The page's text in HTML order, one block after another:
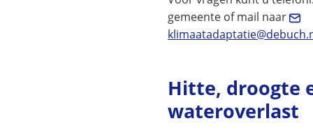
gemeente of mail naar
Hitte, droogte
wateroverlast